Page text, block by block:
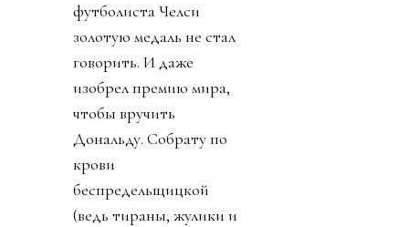
футболиста Челси
золотую медаль не стал
говорить. И даже
изобрел премию мира,
чтобы вручить
Дональду. Собрату по
крови
беспредельщицкой
(ведь тираны, жулики и